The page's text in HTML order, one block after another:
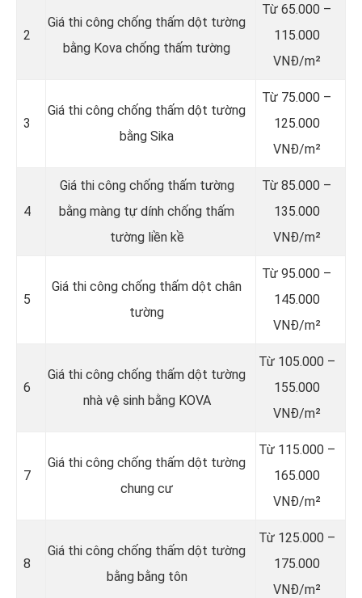
2
Giá thi công chống thấm dột tường
bằng Kova chống thấm tường
Từ 65.000 –
115.000
VNĐ/m²
3
Giá thi công chống thấm dột tường
bằng Sika
Từ 75.000 –
125.000
VNĐ/m²
4
Giá thi công chống thấm tường
bằng màng tự dính chống thấm
tường liền kề
Từ 85.000 –
135.000
VNĐ/m²
5
Giá thi công chống thấm dột chân
tường
Từ 95.000 –
145.000
VNĐ/m²
6
Giá thi công chống thấm dột tường
nhà vệ sinh bằng KOVA
Từ 105.000 –
155.000
VNĐ/m²
7
Giá thi công chống thấm dột tường
chung cư
Từ 115.000 –
165.000
VNĐ/m²
8
Giá thi công chống thấm dột tường
bằng bằng tôn
Từ 125.000 –
175.000
VNĐ/m²